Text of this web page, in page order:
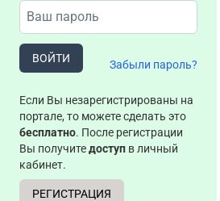
ВОЙТИ Забыли пароль?
Если Вы незарегистрированы на
портале, то можете сделать это
бесплатно. После регистрации
Вы получитедоступ в личный
кабинет.
РЕГИСТРАЦИЯ